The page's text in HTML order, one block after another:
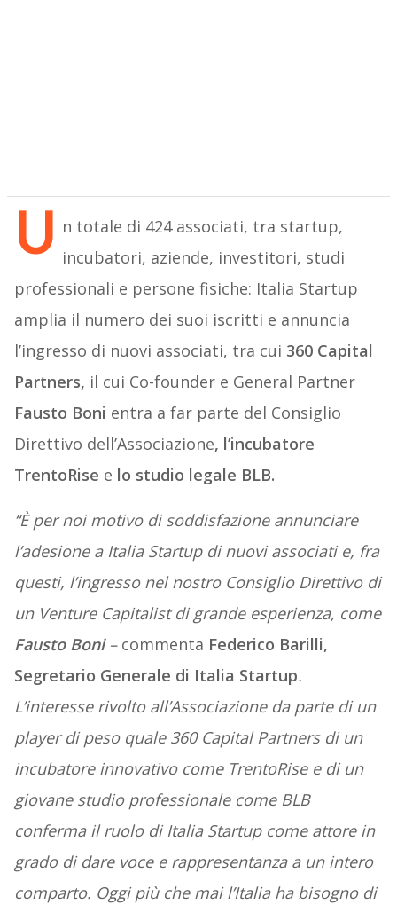
U n totale di 424 associati, tra startup,
incubatori, aziende, investitori, studi
professionali e persone fisiche: Italia Startup
amplia il numero dei suoi iscritti e annuncia
l’ingresso di nuovi associati, tra cui 360 Capital
Partners, il cui Co-founder e General Partner
Fausto Boni entra a far parte del Consiglio
Direttivo dell’Associazione, l’incubatore
TrentoRise e lo studio legale BLB.
“È per noi motivo di soddisfazione annunciare
l’adesione a Italia Startup di nuovi associati e, fra
questi, l’ingresso nel nostro Consiglio Direttivo di
un Venture Capitalist di grande esperienza, come
Fausto Boni– commenta Federico Barilli,
Segretario Generale di Italia Startup.
L’interesse rivolto all’Associazione da parte di un
player di peso quale 360 Capital Partners di un
incubatore innovativo come TrentoRise e di un
giovane studio professionale come BLB
conferma il ruolo di Italia Startup come attore in
grado di dare voce e rappresentanza a un intero
comparto. Oggi più che mai l’Italia ha bisogno di